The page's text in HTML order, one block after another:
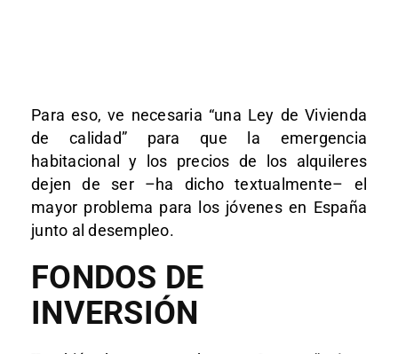
Para eso, ve necesaria “una Ley de Vivienda
de calidad” para que la emergencia
habitacional y los precios de los alquileres
dejen de ser –ha dicho textualmente– el
mayor problema para los jóvenes en España
junto al desempleo.
FONDOS DE
INVERSIÓN